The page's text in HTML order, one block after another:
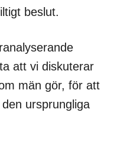
beslut.
att vi diskuterar
män gör, för att
ursprungliga